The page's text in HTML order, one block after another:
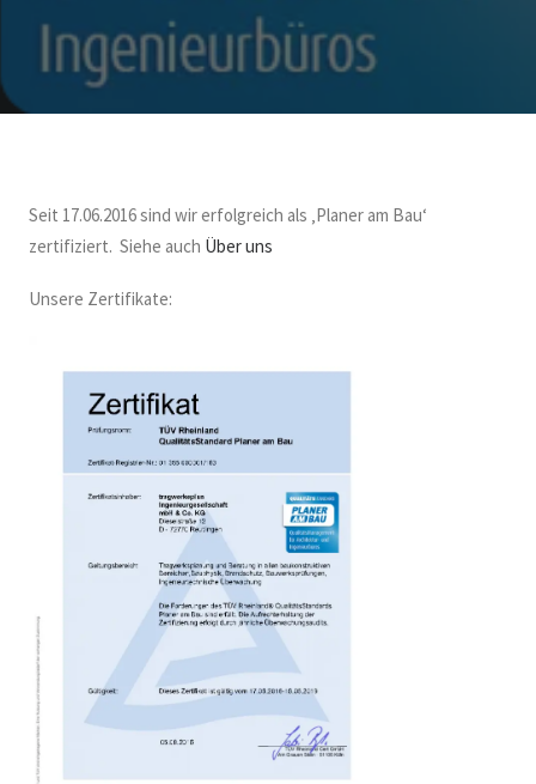
Seit 17.06.2016 sind wir erfolgreich als ‚Planer am Bau‘
zertifiziert. Siehe auch Über uns
Unsere Zertifikate: